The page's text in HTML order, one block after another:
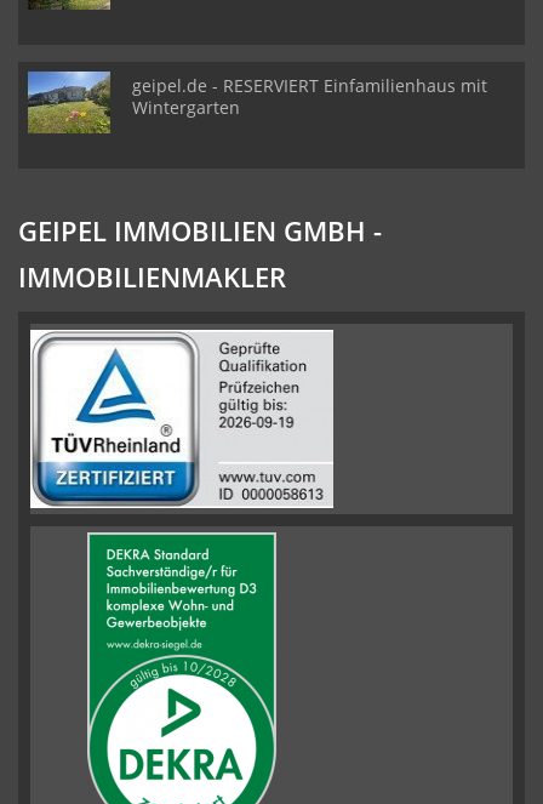
geipel.de - RESERVIERT Einfamilienhaus mit
Wintergarten
GEIPEL IMMOBILIEN GMBH -
IMMOBILIENMAKLER